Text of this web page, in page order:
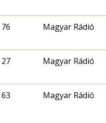
76 Magyar Rádió
27 Magyar Rádió
63 Magyar Rádió